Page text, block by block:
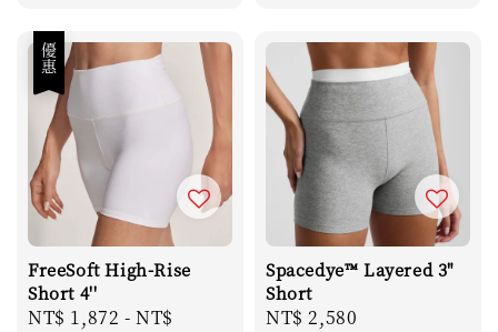
優惠
FreeSoft High-Rise
Short 4''
Sale
NT$ 1,872 -NT$
Spacedye™ Layered 3"
Short
Regular
NT$ 2,580